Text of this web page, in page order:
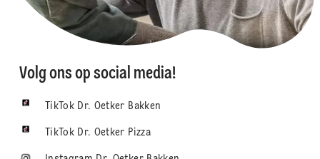
Volg ons op social media!
TikTok Dr. Oetker Bakken
TikTok Dr. Oetker Pizza